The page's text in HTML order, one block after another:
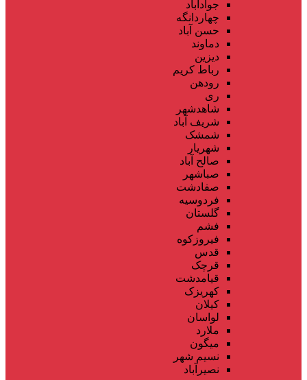
جوادآباد
چهاردانگه
حسن آباد
دماوند
دیزین
رباط کریم
رودهن
ری
شاهدشهر
شریف آباد
شمشک
شهریار
صالح آباد
صباشهر
صفادشت
فردوسیه
گلستان
فشم
فیروزکوه
قدس
قرچک
قیامدشت
کهریزک
کیلان
لواسان
ملارد
میگون
نسیم شهر
نصیرآباد